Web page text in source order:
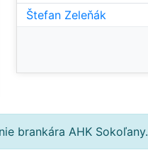
Štefan Zeleňák
brankára AHK Sokoľany.